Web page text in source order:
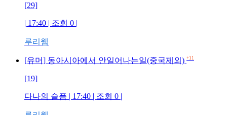
[29]
| 17:40 | 조회 0 |
루리웹
[유머] 동아시아에서 안일어나는일(중국제외) +11
[19]
다나의 슬픔 | 17:40 | 조회 0 |